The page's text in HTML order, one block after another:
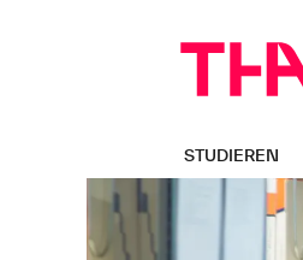
überspringen
STUDIEREN